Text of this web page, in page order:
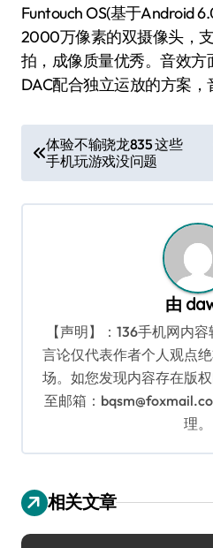
Funtouch OS(基于Android
2000万像素的双摄像头，
拍，成像质量优秀。音效方
DAC配合独立运放的方案，
章
导
体验不输骁龙835 这些
手机玩游戏没问题
由
【声明】：136手机网内
言论仅代表作者个人观点
场。如您发现内容存在版
至邮箱：
理。
相关文章